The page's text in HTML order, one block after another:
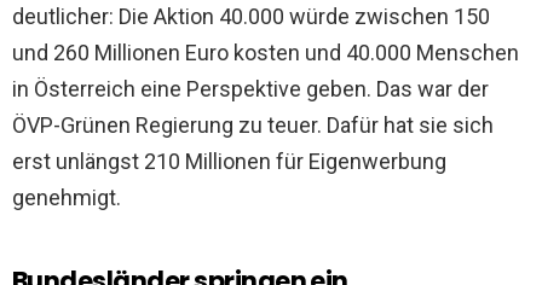
deutlicher: Die Aktion 40.000 würde zwischen 150
und 260 Millionen Euro kosten und 40.000 Menschen
in Österreich eine Perspektive geben. Das war der
ÖVP-Grünen Regierung zu teuer. Dafür hat sie sich
erst unlängst 210 Millionen für Eigenwerbung
genehmigt.